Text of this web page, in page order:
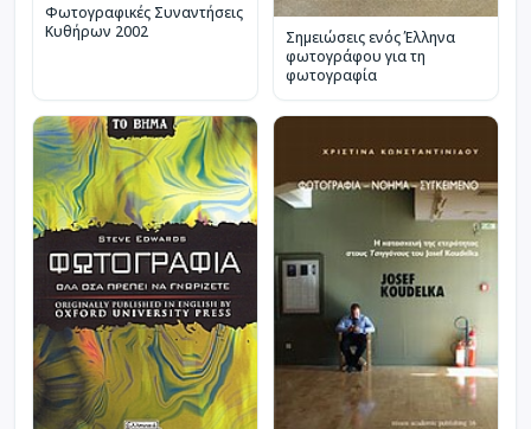
Φωτογραφικές Συναντήσεις
Κυθήρων 2002
Σημειώσεις ενός Έλληνα
φωτογράφου για τη
φωτογραφία